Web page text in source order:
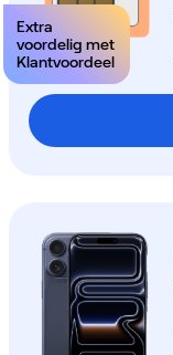
Extra
voordelig met
Klantvoordeel